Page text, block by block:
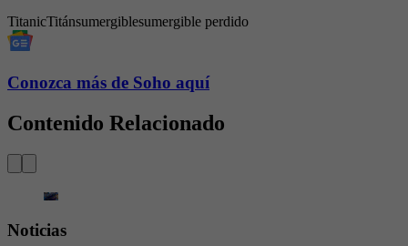
TitanicTitánsumergiblesumergible perdido
Conozca más de Soho aquí
Contenido Relacionado
Noticias